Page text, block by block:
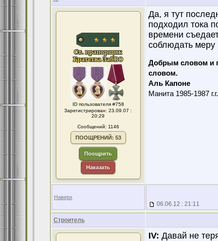
ID пользователя #758
Зарегистрирован: 23.09.07 :
20:29
Сообщений: 1146
ПООЩРЕНИЙ: 53
Поощрить
Наказать
Да, я тут
подходил тока
времени
соблюдать меру
Добрым словом и
словом.
Аль Капоне
Манита 1985-1987
Наверх
06.06.12 : 21:11
Строитель
IV: Давай не